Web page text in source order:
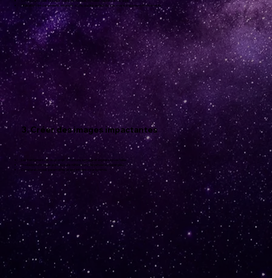
Utilisation des paramètres avancés : style, qualité, angles de vue, chaos, suppression d’éléments
3. Créer des images impactantes
Les fondamentaux du prompt : structure, langage et expression de l’idée
Production d’images avec ou sans référence (téléversée ou hébergée)
Comparaison des paramètres et leur influence sur le rendu